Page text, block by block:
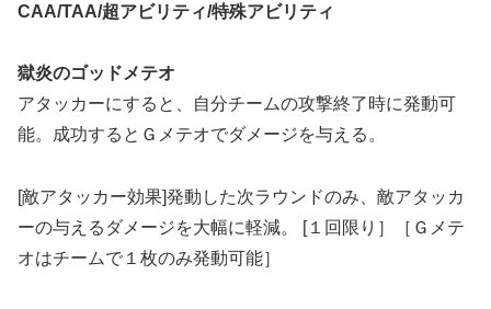
CAA/TAA/超アビリティ/特殊アビリティ
獄炎のゴッドメテオ
アタッカーにすると、自分チームの攻撃終了時に発動可
能。成功するとＧメテオでダメージを与える。
[敵アタッカー効果]発動した次ラウンドのみ、敵アタッカ
ーの与えるダメージを大幅に軽減。 [１回限り］［Ｇメテ
オはチームで１枚のみ発動可能］